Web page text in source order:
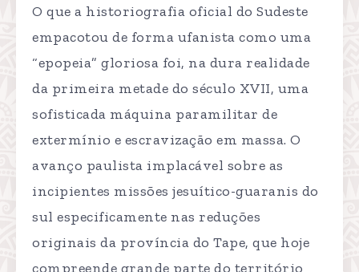
O que a historiografia oficial do Sudeste
empacotou de forma ufanista como uma
“epopeia” gloriosa foi, na dura realidade
da primeira metade do século XVII, uma
sofisticada máquina paramilitar de
extermínio e escravização em massa. O
avanço paulista implacável sobre as
incipientes missões jesuítico-guaranis do
sul especificamente nas reduções
originais da província do Tape, que hoje
compreende grande parte do território